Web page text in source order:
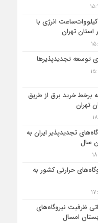
کیلووات‌ساعت انرژی با
تهران
توسعه تجدیدپذیرها
برخط خرید برق از طریق
تهران
تجدیدپذیر ایران به
حرارتی کشور به
مگاواتی ظرفیت نیروگاه‌های
امسال